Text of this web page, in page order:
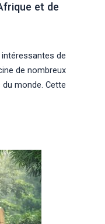
et de
de
de nombreux
monde. Cette